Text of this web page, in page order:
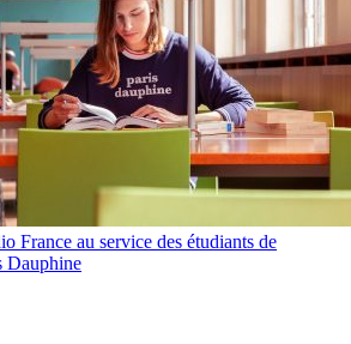
France au service des étudiants de
Dauphine